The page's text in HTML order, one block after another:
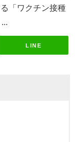
「ワクチン接種
LINE